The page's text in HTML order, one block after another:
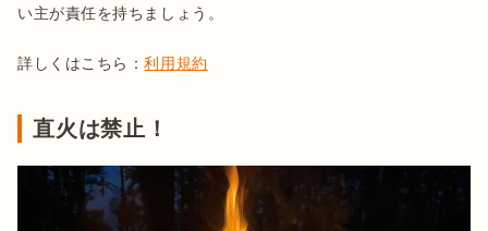
い主が責任を持ちましょう。
詳しくはこちら：利用規約
直火は禁止！